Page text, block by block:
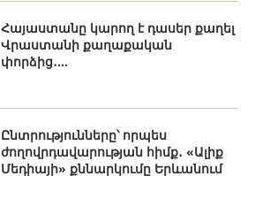
Հայաստանը կարող է դասեր քաղել
Վրաստանի քաղաքական
փորձից․...
Ընտրությունները՝ որպես
ժողովրդավարության հիմք․ «Ալիք
Մեդիայի» քննարկումը Երևանում